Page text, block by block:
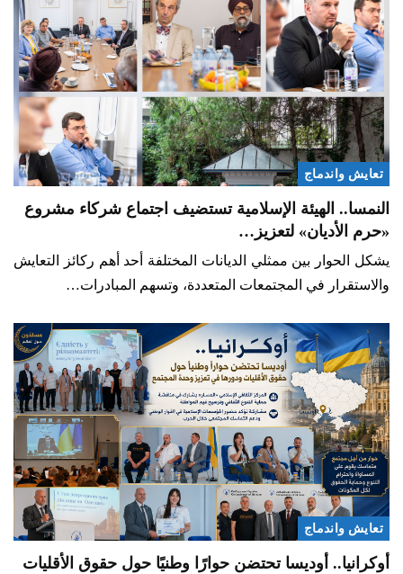
تعايش واندماج
النمسا.. الهيئة الإسلامية تستضيف اجتماع شركاء مشروع
«حرم الأديان» لتعزيز…
يشكل الحوار بين ممثلي الديانات المختلفة أحد أهم ركائز التعايش
والاستقرار في المجتمعات المتعددة، وتسهم المبادرات…
تعايش واندماج
أوكرانيا.. أوديسا تحتضن حوارًا وطنيًا حول حقوق الأقليات